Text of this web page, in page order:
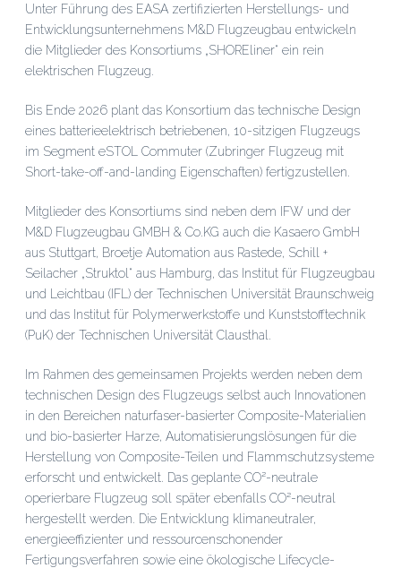
Unter Führung des EASA zertifizierten Herstellungs- und
Entwicklungsunternehmens M&D Flugzeugbau entwickeln
die Mitglieder des Konsortiums „SHOREliner“ ein rein
elektrischen Flugzeug.
Bis Ende 2026 plant das Konsortium das technische Design
eines batterieelektrisch betriebenen, 10-sitzigen Flugzeugs
im Segment eSTOL Commuter (Zubringer Flugzeug mit
Short-take-off-and-landing Eigenschaften) fertigzustellen.
Mitglieder des Konsortiums sind neben dem IFW und der
M&D Flugzeugbau GMBH & Co.KG auch die Kasaero GmbH
aus Stuttgart, Broetje Automation aus Rastede, Schill +
Seilacher „Struktol“ aus Hamburg, das Institut für Flugzeugbau
und Leichtbau (IFL) der Technischen Universität Braunschweig
und das Institut für Polymerwerkstoffe und Kunststofftechnik
(PuK) der Technischen Universität Clausthal.
Im Rahmen des gemeinsamen Projekts werden neben dem
technischen Design des Flugzeugs selbst auch Innovationen
in den Bereichen naturfaser-basierter Composite-Materialien
und bio-basierter Harze, Automatisierungslösungen für die
Herstellung von Composite-Teilen und Flammschutzsysteme
erforscht und entwickelt. Das geplante CO²-neutrale
operierbare Flugzeug soll später ebenfalls CO²-neutral
hergestellt werden. Die Entwicklung klimaneutraler,
energieeffizienter und ressourcenschonender
Fertigungsverfahren sowie eine ökologische Lifecycle-